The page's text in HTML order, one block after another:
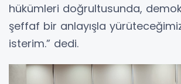
hükümleri doğrultusunda,
şeffaf bir anlayışla
isterim.” dedi.